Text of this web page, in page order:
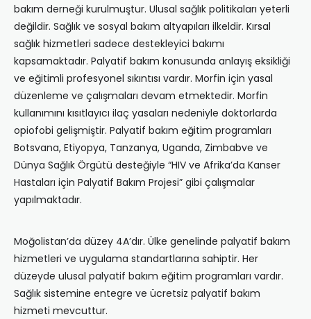
bakım derneği kurulmuştur. Ulusal sağlık politikaları yeterli
değildir. Sağlık ve sosyal bakım altyapıları ilkeldir. Kırsal
sağlık hizmetleri sadece destekleyici bakımı
kapsamaktadır. Palyatif bakım konusunda anlayış eksikliği
ve eğitimli profesyonel sıkıntısı vardır. Morfin için yasal
düzenleme ve çalışmaları devam etmektedir. Morfin
kullanımını kısıtlayıcı ilaç yasaları nedeniyle doktorlarda
opiofobi gelişmiştir. Palyatif bakım eğitim programları
Botsvana, Etiyopya, Tanzanya, Uganda, Zimbabve ve
Dünya Sağlık Örgütü desteğiyle “HIV ve Afrika’da Kanser
Hastaları için Palyatif Bakım Projesi” gibi çalışmalar
yapılmaktadır.
Moğolistan’da düzey 4A’dır. Ülke genelinde palyatif bakım
hizmetleri ve uygulama standartlarına sahiptir. Her
düzeyde ulusal palyatif bakım eğitim programları vardır.
Sağlık sistemine entegre ve ücretsiz palyatif bakım
hizmeti mevcuttur.